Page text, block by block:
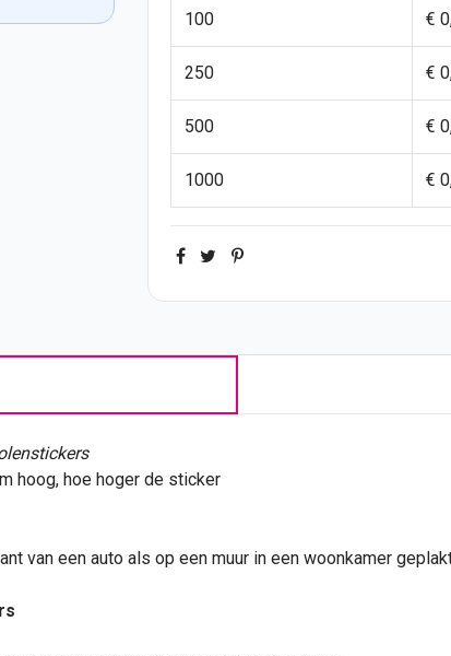
100 €
250 €
500 €
1000 €
hoog, hoe hoger de sticker
van een auto als op een muur in een woonkamer